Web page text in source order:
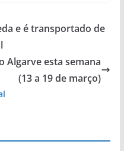
e é transportado de
Algarve esta semana
(13 a 19 de março)